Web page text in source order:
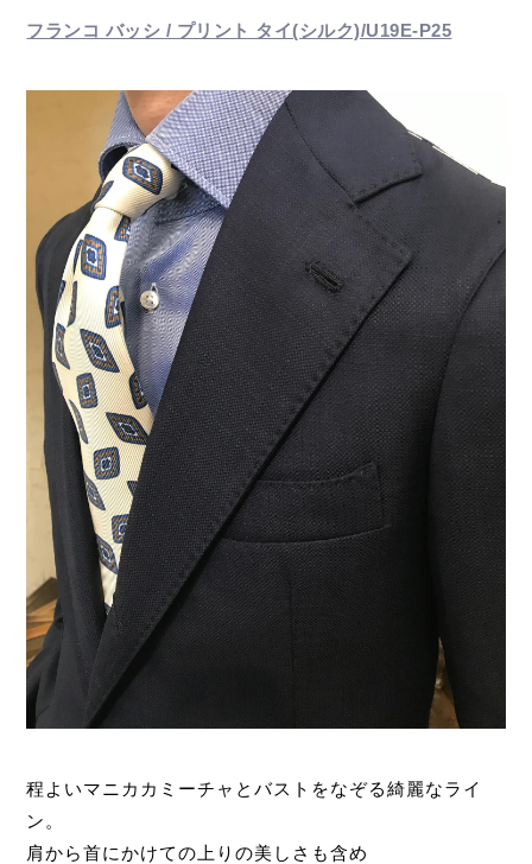
フランコ バッシ / プリント タイ(シルク)/U19E-P25
程よいマニカカミーチャとバストをなぞる綺麗なライ
ン。
肩から首にかけての上りの美しさも含め